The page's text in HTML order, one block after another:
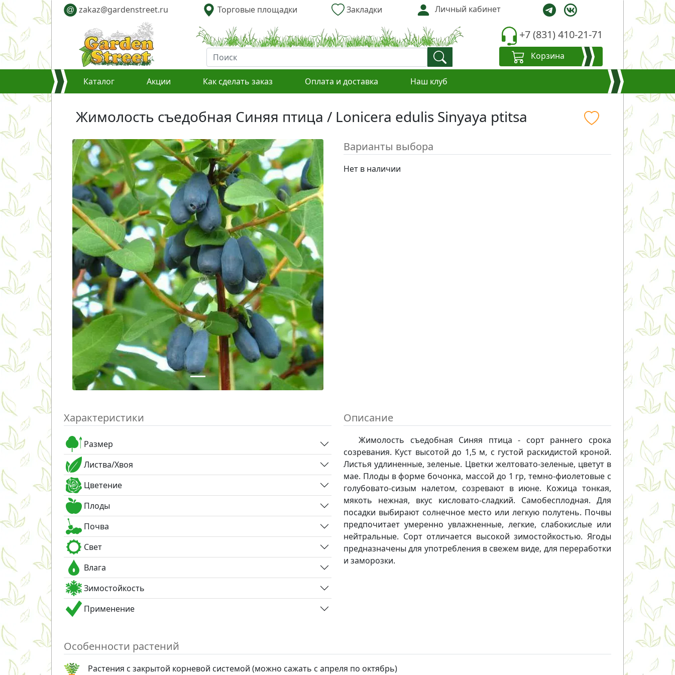
@ zakaz@gardenstreet.ru Торговые площадки Закладки Личный кабинет
+7 (831) 410-21-71
Корзина
Каталог Акции Как сделать заказ Оплата и доставка Наш клуб
Жимолость съедобная Синяя птица / Lonicera edulis Sinyaya ptitsa
Варианты выбора
Нет в наличии
Характеристики
Размер
Листва/Хвоя
Цветение
Плоды
Почва
Свет
Влага
Зимостойкость
Применение
Описание
Жимолость съедобная Синяя птица - сорт раннего срока
созревания. Куст высотой до 1,5 м, с густой раскидистой кроной.
Листья удлиненные, зеленые. Цветки желтовато-зеленые, цветут в
мае. Плоды в форме бочонка, массой до 1 гр, темно-фиолетовые с
голубовато-сизым налетом, созревают в июне. Кожица тонкая,
мякоть нежная, вкус кисловато-сладкий. Самобесплодная. Для
посадки выбирают солнечное место или легкую полутень. Почвы
предпочитает умеренно увлажненные, легкие, слабокислые или
нейтральные. Сорт отличается высокой зимостойкостью. Ягоды
предназначены для употребления в свежем виде, для переработки
и заморозки.
Особенности растений
Растения с закрытой корневой системой (можно сажать с апреля по октябрь)